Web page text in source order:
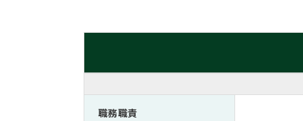
職務職責